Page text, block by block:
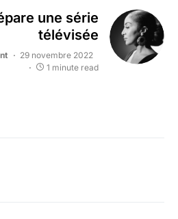
une série
télévisée
29 novembre 2022
1 minute read